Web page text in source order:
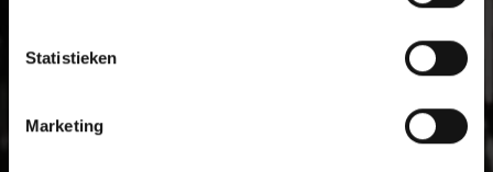
Statistieken
Marketing